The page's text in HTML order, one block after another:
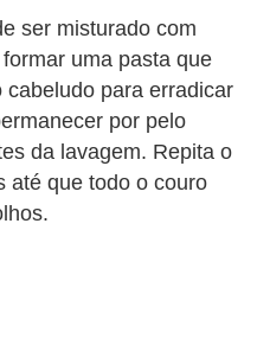
ser misturado com
uma pasta que
para erradicar
por pelo
da lavagem. Repita o
até que todo o couro